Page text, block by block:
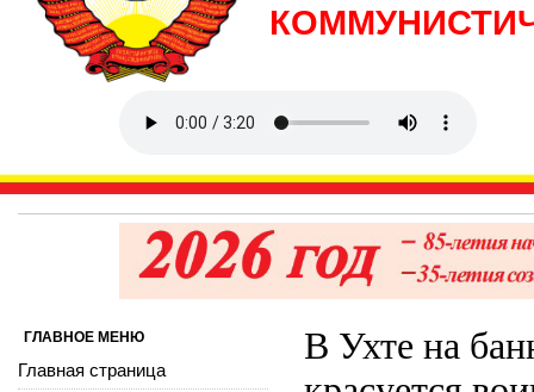
В Ухте на
ГЛАВНОЕ МЕНЮ
Главная страница